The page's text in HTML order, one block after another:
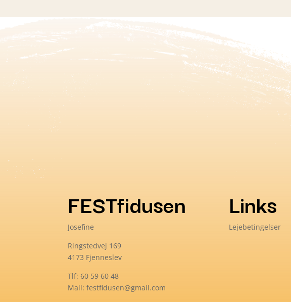
FESTfidusen
Josefine
Ringstedvej 169
4173 Fjenneslev
Tlf: 60 59 60 48
Mail: festfidusen@gmail.com
Links
Lejebetingelser